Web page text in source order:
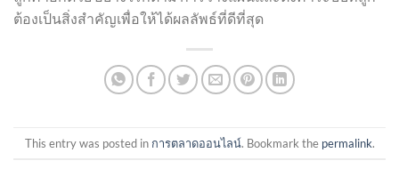
ต้องเป็นสิ่งสำคัญเพื่อให้ได้ผลลัพธ์ที่ดีที่สุด
This entry was posted in การตลาดออนไลน์. Bookmark the permalink.